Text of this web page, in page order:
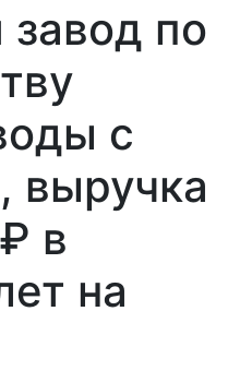
по
с
выручка
в
на